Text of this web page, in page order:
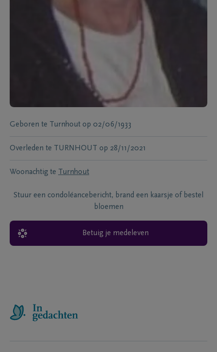
Geboren te Turnhout op 02/06/1933
Overleden te TURNHOUT op 28/11/2021
Woonachtig te Turnhout
Stuur een condoléancebericht, brand een kaarsje of bestel
bloemen
Betuig je medeleven